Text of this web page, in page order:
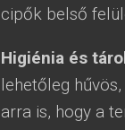
cipők belső
Higiénia és
lehetőleg
arra is, hogy a